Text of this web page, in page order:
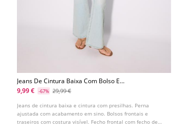
Jeans De Cintura Baixa Com Bolso E
Costura
9,99 € -67% 29,99 €
Jeans de cintura baixa e cintura com presilhas. Perna
ajustada com acabamento em sino. Bolsos frontais e
traseiros com costura visível. Fecho frontal com fecho de